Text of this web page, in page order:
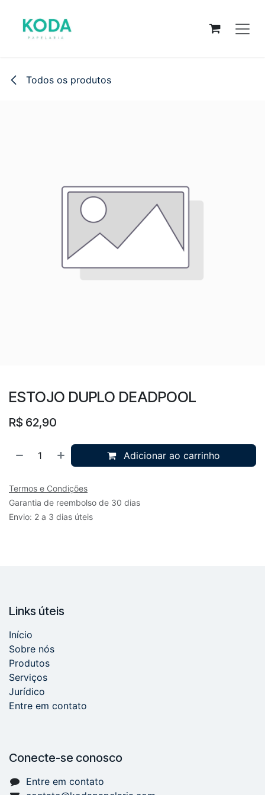
Todos os produtos
ESTOJO DUPLO DEADPOOL
R$ 62,90
Adicionar ao carrinho
Termos e Condições
Garantia de reembolso de 30 dias
Envio: 2 a 3 dias úteis
Links úteis
Início
Sobre nós
Produtos
Serviços
Jurídico
Entre em contato
Conecte-se conosco
Entre em contato